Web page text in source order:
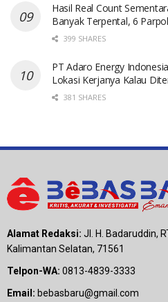
Hasil Real Count
Banyak Terpental, 6
399 SHARES
PT Adaro Energy
Lokasi Kerjanya Kalau
381 SHARES
Alamat Redaksi: Jl. H. Badaruddin,
Kalimantan Selatan, 71561
Telpon-WA: 0813-4839-3333
Email: bebasbaru@gmail.com